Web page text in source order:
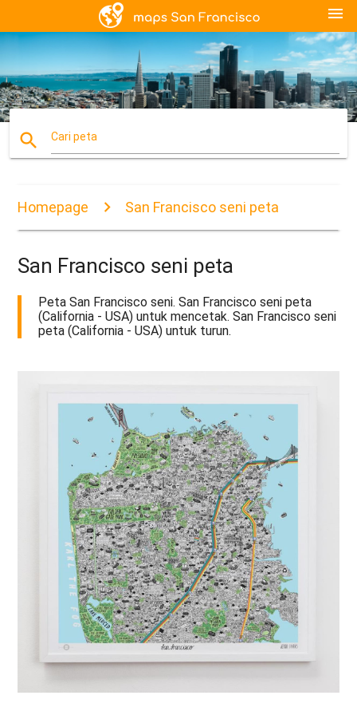
menu
search Cari peta
Homepage San Francisco seni peta
San Francisco seni peta
Peta San Francisco seni. San Francisco seni peta
(California - USA) untuk mencetak. San Francisco seni
peta (California - USA) untuk turun.